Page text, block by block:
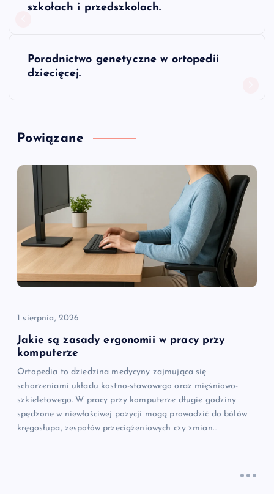
a
c
w
p
s
u
szkołach i przedszkolach.
Poradnictwo genetyczne w ortopedii
dziecięcej.
Powiązane
1 sierpnia, 2026
Jakie są zasady ergonomii w pracy przy
komputerze
Ortopedia to dziedzina medycyny zajmująca się
schorzeniami układu kostno-stawowego oraz mięśniowo-
szkieletowego. W pracy przy komputerze długie godziny
spędzone w niewłaściwej pozycji mogą prowadzić do bólów
kręgosłupa, zespołów przeciążeniowych czy zmian…